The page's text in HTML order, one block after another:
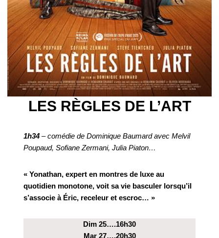
LES RÈGLES DE L’ART
1h34– comédie de Dominique Baumard avec Melvil
Poupaud, Sofiane Zermani, Julia Piaton…
« Yonathan, expert en montres de luxe au
quotidien monotone, voit sa vie basculer lorsqu’il
s’associe à Éric, receleur et escroc… »
Dim 25….16h30
Mar 27….20h30